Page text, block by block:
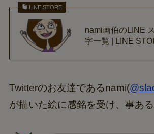
LINE STORE
nami画伯のLINE
字一覧 | LINE
Twitterのお友達であるnami(
が描いた絵に感銘を受け、事あ